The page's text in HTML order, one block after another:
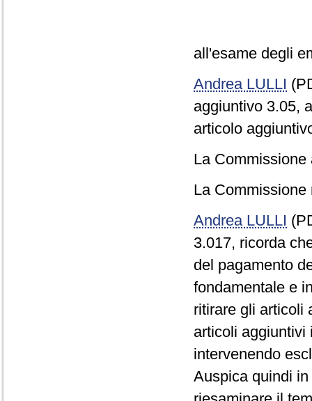
all'esame degli
Andrea LULLI
aggiuntivo 3.05,
articolo
La
La
Andrea LULLI
3.017, ricorda
del pagamento
fondamentale e
ritirare gli articoli
articoli aggiuntivi
intervenendo
Auspica quindi